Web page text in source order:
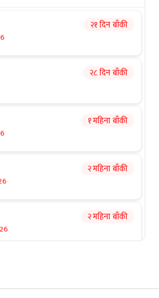
२१ दिन बाँकी
२८ दिन बाँकी
१ महिना बाँकी
२ महिना बाँकी
२ महिना बाँकी